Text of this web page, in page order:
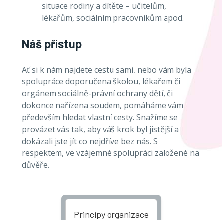
situace rodiny a dítěte – učitelům,
lékařům, sociálním pracovníkům apod.
Náš přístup
Ať si k nám najdete cestu sami, nebo vám byla
spolupráce doporučena školou, lékařem či
orgánem sociálně-právní ochrany dětí, či
dokonce nařízena soudem, pomáháme vám
především hledat vlastní cesty. Snažíme se
provázet vás tak, aby váš krok byl jistější a
dokázali jste jít co nejdříve bez nás. S
respektem, ve vzájemné spolupráci založené na
důvěře.
Principy organizace